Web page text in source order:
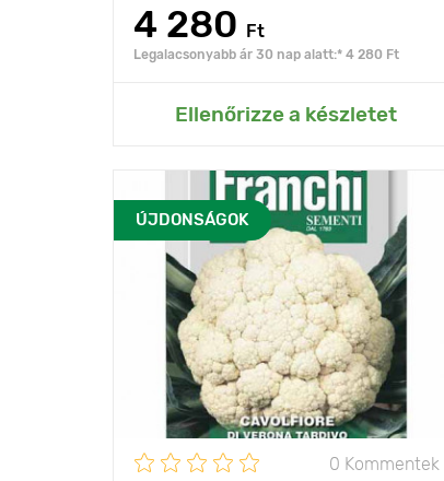
4 280 Ft
Legalacsonyabb ár 30 nap alatt:* 4 280 Ft
Ellenőrizze a készletet
Hozzáadás az Én kertemhez
ÚJDONSÁGOK
0 Kommentek